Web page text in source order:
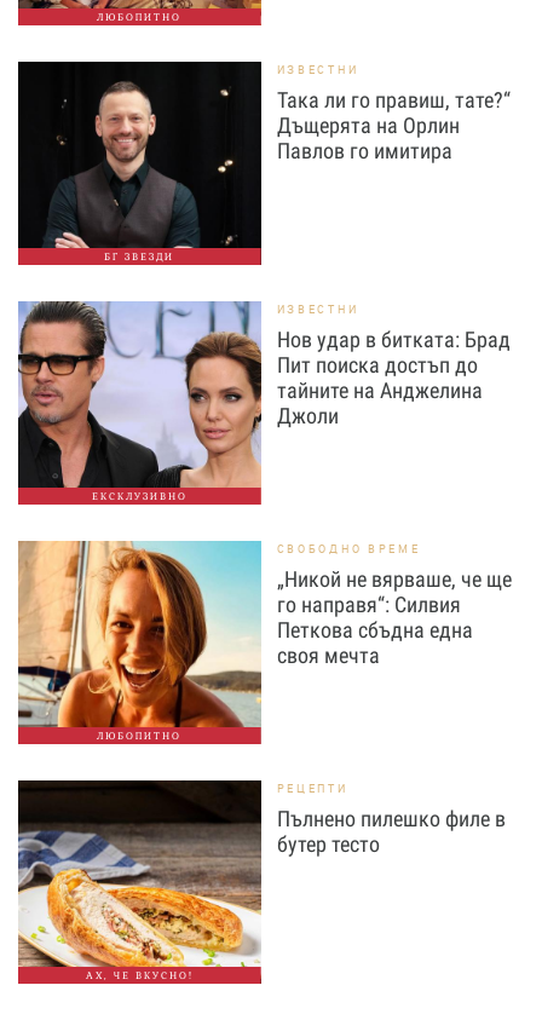
ЛЮБОПИТНО
БГ ЗВЕЗДИ
ИЗВЕСТНИ
Така ли го правиш, тате?“
Дъщерята на Орлин
Павлов го имитира
ЕКСКЛУЗИВНО
ИЗВЕСТНИ
Нов удар в битката: Брад
Пит поиска достъп до
тайните на Анджелина
Джоли
ЛЮБОПИТНО
СВОБОДНО ВРЕМЕ
„Никой не вярваше, че ще
го направя“: Силвия
Петкова сбъдна една
своя мечта
АХ, ЧЕ ВКУСНО!
РЕЦЕПТИ
Пълнено пилешко филе в
бутер тесто